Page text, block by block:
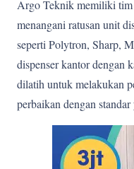
Argo Teknik memiliki tim
menangani ratusan unit
seperti Polytron, Sharp,
dispenser kantor dengan
dilatih untuk melakukan
perbaikan dengan